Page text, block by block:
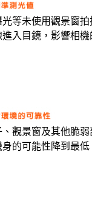
等未使用觀景窗
入目鏡，影響相機
觀景窗及其他脆
的可能性降到最